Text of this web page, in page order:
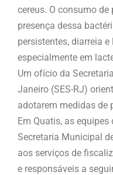
cereus. O consumo
presença dessa
persistentes, diarreia
especialmente em
Um ofício da
Janeiro (SES-RJ)
adotarem medidas de
Em Quatis, as
Secretaria Municipal
aos serviços de
e responsáveis a